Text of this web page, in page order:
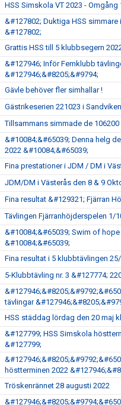
HSS Simskola VT 2023 -
&#127802; Duktiga HSS simmare
&#127802;
Grattis HSS till 5 klubbsegern
&#127946; Inför Femklubb
&#127946;&#8205;&#9794;
Gävle behöver fler simhallar !
Gästrikeserien 221023 i Sandviken
Tillsammans simmade de
&#10084;&#65039; Denna helg
2022 &#10084;&#65039;
Fina prestationer i JDM / DM i
JDM/DM i Västerås den 8 & 9
Fina resultat &#129321; Fjärran
Tävlingen Fjärranhöjderspelen 1/
&#10084;&#65039; Swim of hope
&#10084;&#65039;
Fina resultat i 5 klubbtävlingen
5-Klubbtävling nr. 3 &#127774;
tävlingar
HSS städdag lördag den 20 maj
&#127799; HSS Simskola
&#127799;
höstterminen 2022
Tröskenrännet 28 augusti 2022